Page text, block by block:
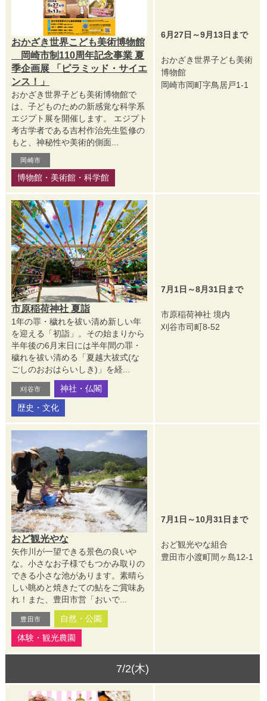
おかざき世界こども美術博物館
岡崎市制110周年記念事業 夏
季企画展 「ピラミッド・サイエ
ンス！」
おかざき世界子ども美術博物館で
は、子どものための新感覚な科学系
エジプト展を開催します。 エジプト
考古学者である吉村作治先生監修の
もと、神秘性や美術的側面...
岡崎市
博物館・美術館・科学館
6月27日～9月13日まで
おかざき世界子ども美術
博物館
岡崎市岡町字鳥居戸1-1
市原稲荷神社 夏詣
1年の罪・穢れを祓い清め新しい年
を迎える「初詣」。その始まりから
半年後の6月末日には半年間の罪・
穢れを祓い清める「夏越大祓式(な
ごしのおおはらいしき)」を経...
刈谷市
神社・仏閣
歴史・文化
7月1日～8月31日まで
市原稲荷神社 境内
刈谷市司町8-52
おど観光やな
矢作川が一望できる景色の良いや
な。小さなお子様でもつかみ取りの
できる小さな池があります。素晴ら
しい眺めと焼きたての鮎をご賞味あ
れ！また、豊田市営「おいで...
豊田市
自然・公園
体験・観光農園
7月1日～10月31日まで
おど観光やな組合
豊田市小渡町間ヶ島12-1
7/2(木)